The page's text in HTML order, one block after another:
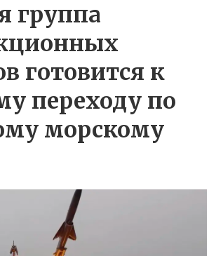
группа
готовится к
переходу по
морскому